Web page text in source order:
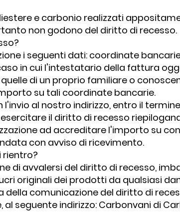
e carbonio realizzati
non godono del diritto di recesso.
i seguenti dati: coordinate
in cui l'intestatario della fattura
di un proprio familiare o
su tali coordinate bancarie.
al nostro indirizzo, entro il
il diritto di recesso
ad accreditare l'importo su
con avviso di ricevimento.
rientro?
di avvalersi del diritto di recesso,
originali dei prodotti da qualsiasi
comunicazione del diritto di
seguente indirizzo: Carbonvani di